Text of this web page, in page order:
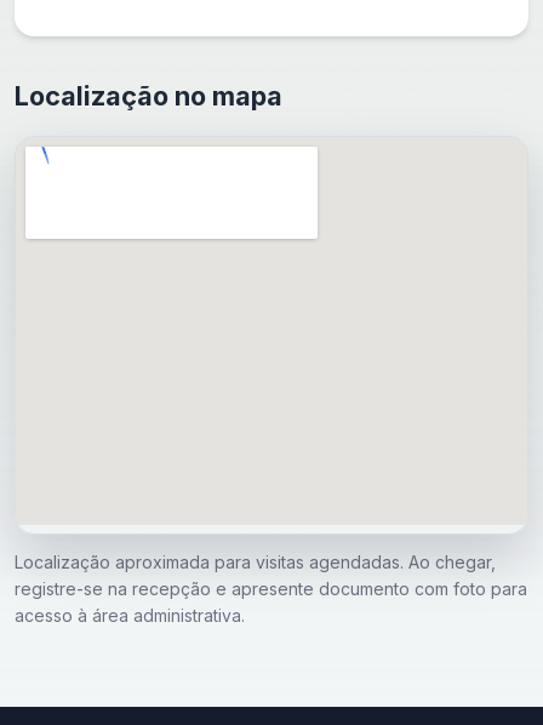
Localização no mapa
Localização aproximada para visitas agendadas. Ao chegar,
registre-se na recepção e apresente documento com foto para
acesso à área administrativa.